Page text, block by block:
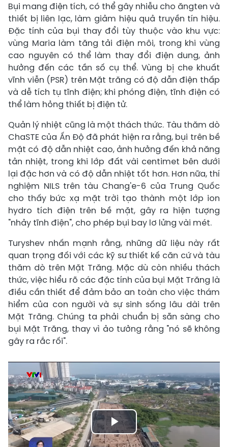
Bụi mang điện tích, có thể gây nhiễu cho ăngten và
thiết bị liên lạc, làm giảm hiệu quả truyền tín hiệu.
Đặc tính của bụi thay đổi tùy thuộc vào khu vực:
vùng Maria làm tăng tải điện môi, trong khi vùng
cao nguyên có thể làm thay đổi điện dung, ảnh
hưởng đến các tần số cụ thể. Vùng bị che khuất
vĩnh viễn (PSR) trên Mặt trăng có độ dẫn điện thấp
và dễ tích tụ tĩnh điện; khi phóng điện, tĩnh điện có
thể làm hỏng thiết bị điện tử.
Quản lý nhiệt cũng là một thách thức. Tàu thăm dò
ChaSTE của Ấn Độ đã phát hiện ra rằng, bụi trên bề
mặt có độ dẫn nhiệt cao, ảnh hưởng đến khả năng
tản nhiệt, trong khi lớp đất vài centimet bên dưới
lại đặc hơn và có độ dẫn nhiệt tốt hơn. Hơn nữa, thí
nghiệm NILS trên tàu Chang'e-6 của Trung Quốc
cho thấy bức xạ mặt trời tạo thành một lớp ion
hydro tích điện trên bề mặt, gây ra hiện tượng
"nhảy tĩnh điện", cho phép bụi bay lơ lửng vài mét.
Turyshev nhấn mạnh rằng, những dữ liệu này rất
quan trọng đối với các kỹ sư thiết kế căn cứ và tàu
thăm dò trên Mặt Trăng. Mặc dù còn nhiều thách
thức, việc hiểu rõ các đặc tính của bụi Mặt Trăng là
điều cần thiết để đảm bảo an toàn cho việc thám
hiểm của con người và sự sinh sống lâu dài trên
Mặt Trăng. Chúng ta phải chuẩn bị sẵn sàng cho
bụi Mặt Trăng, thay vì ảo tưởng rằng "nó sẽ không
gây ra rắc rối".
Play